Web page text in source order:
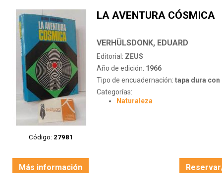
Código: 27981
LA AVENTURA CÓSMICA
VERHÜLSDONK, EDUARD
Editorial: ZEUS
Año de edición: 1966
Tipo de encuadernación: tapa dura con
Categorías:
Naturaleza
Más información